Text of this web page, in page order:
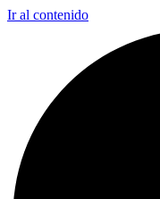
Ir al contenido